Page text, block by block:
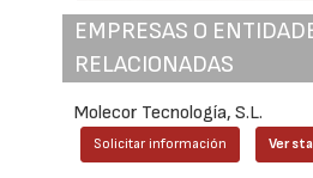
EMPRESAS O
RELACIONADAS
Molecor Tecnología, S.L.
Solicitar información Ver